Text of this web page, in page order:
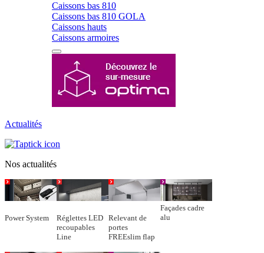
Caissons bas 810
Caissons bas 810 GOLA
Caissons hauts
Caissons armoires
Actualités
Nos actualités
Power System
Réglettes LED
recoupables
Line
Relevant de
portes
FREEslim flap
Façades cadre
alu